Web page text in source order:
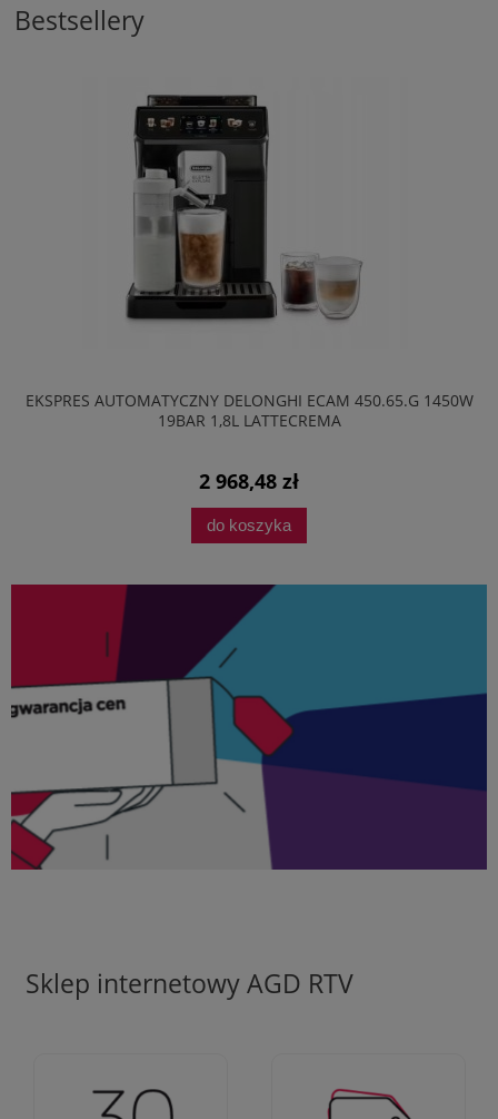
Bestsellery
EKSPRES AUTOMATYCZNY DELONGHI ECAM 450.65.G 1450W
19BAR 1,8L LATTECREMA
2 968,48 zł
do koszyka
Sklep internetowy AGD RTV